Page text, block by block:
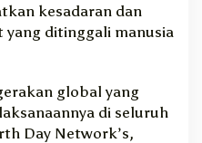
kesadaran dan
ditinggali manusia
global yang
di seluruh
Day Network’s,